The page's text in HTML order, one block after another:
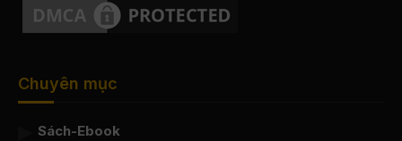
Chuyên mục
Sách-Ebook